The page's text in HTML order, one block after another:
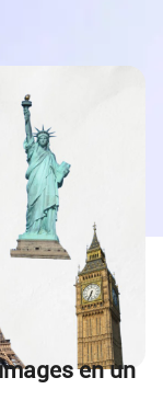
en un